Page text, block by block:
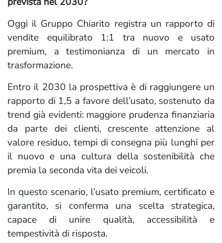
Oggi il Gruppo Chiarito registra un rapporto di
vendite equilibrato 1:1 tra nuovo e usato
premium, a testimonianza di un mercato in
trasformazione.
Entro il 2030 la prospettiva è di raggiungere un
rapporto di 1,5 a favore dell’usato, sostenuto da
trend già evidenti: maggiore prudenza finanziaria
da parte dei clienti, crescente attenzione al
valore residuo, tempi di consegna più lunghi per
il nuovo e una cultura della sostenibilità che
premia la seconda vita dei veicoli.
In questo scenario, l’usato premium, certificato e
garantito, si conferma una scelta strategica,
capace di unire qualità, accessibilità e
tempestività di risposta.